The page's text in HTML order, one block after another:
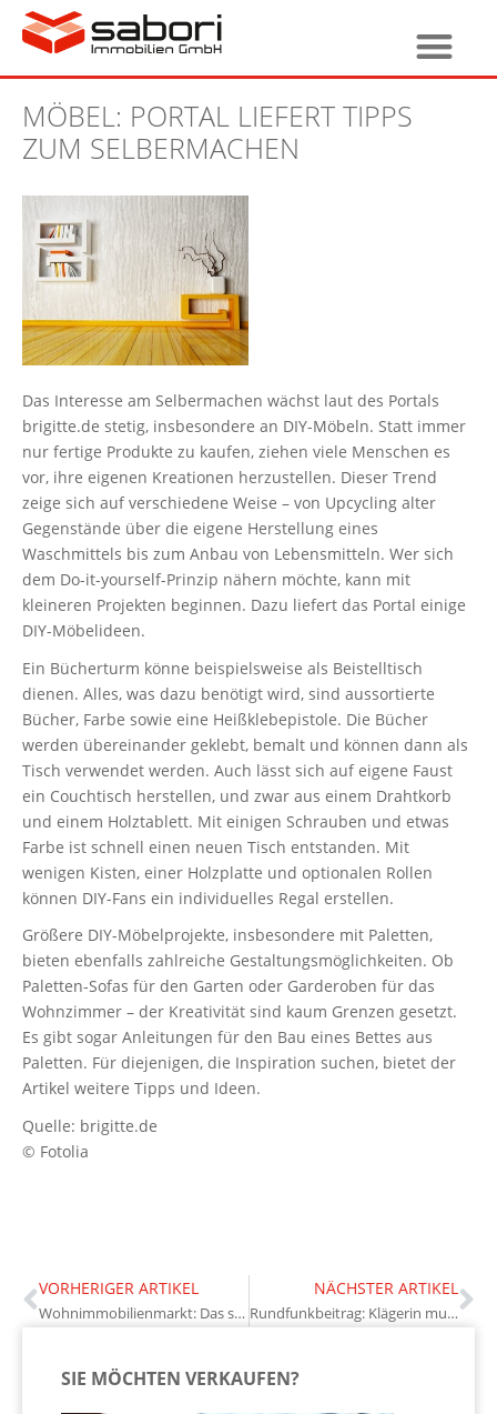
MÖBEL: PORTAL LIEFERT TIPPS
ZUM SELBERMACHEN
Das Interesse am Selbermachen wächst laut des Portals
brigitte.de stetig, insbesondere an DIY-Möbeln. Statt immer
nur fertige Produkte zu kaufen, ziehen viele Menschen es
vor, ihre eigenen Kreationen herzustellen. Dieser Trend
zeige sich auf verschiedene Weise – von Upcycling alter
Gegenstände über die eigene Herstellung eines
Waschmittels bis zum Anbau von Lebensmitteln. Wer sich
dem Do-it-yourself-Prinzip nähern möchte, kann mit
kleineren Projekten beginnen. Dazu liefert das Portal einige
DIY-Möbelideen.
Ein Bücherturm könne beispielsweise als Beistelltisch
dienen. Alles, was dazu benötigt wird, sind aussortierte
Bücher, Farbe sowie eine Heißklebepistole. Die Bücher
werden übereinander geklebt, bemalt und können dann als
Tisch verwendet werden. Auch lässt sich auf eigene Faust
ein Couchtisch herstellen, und zwar aus einem Drahtkorb
und einem Holztablett. Mit einigen Schrauben und etwas
Farbe ist schnell einen neuen Tisch entstanden. Mit
wenigen Kisten, einer Holzplatte und optionalen Rollen
können DIY-Fans ein individuelles Regal erstellen.
Größere DIY-Möbelprojekte, insbesondere mit Paletten,
bieten ebenfalls zahlreiche Gestaltungsmöglichkeiten. Ob
Paletten-Sofas für den Garten oder Garderoben für das
Wohnzimmer – der Kreativität sind kaum Grenzen gesetzt.
Es gibt sogar Anleitungen für den Bau eines Bettes aus
Paletten. Für diejenigen, die Inspiration suchen, bietet der
Artikel weitere Tipps und Ideen.
Quelle: brigitte.de
© Fotolia
VORHERIGER ARTIKEL
Wohnimmobilienmarkt: Das sind die Entwicklungen
NÄCHSTER ARTIKEL
Rundfunkbeitrag: Klägerin muss trotz Unzufriedenheit zahlen
SIE MÖCHTEN VERKAUFEN?